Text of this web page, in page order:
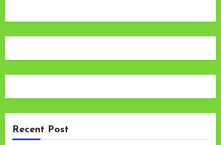
Recent Post